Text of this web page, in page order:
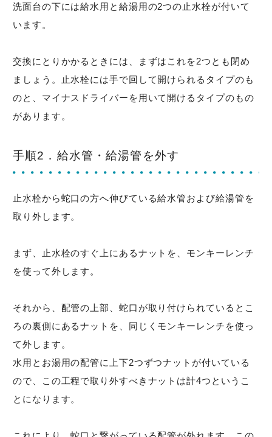
洗面台の下には給水用と給湯用の2つの止水栓が付いて
います。
交換にとりかかるときには、まずはこれを2つとも閉め
ましょう。止水栓には手で回して開けられるタイプのも
のと、マイナスドライバーを用いて開けるタイプのもの
があります。
手順2．給水管・給湯管を外す
止水栓から蛇口の方へ伸びている給水管および給湯管を
取り外します。
まず、止水栓のすぐ上にあるナットを、モンキーレンチ
を使って外します。
それから、配管の上部、蛇口が取り付けられているとこ
ろの裏側にあるナットを、同じくモンキーレンチを使っ
て外します。
水用とお湯用の配管に上下2つずつナットが付いている
ので、この工程で取り外すべきナットは計4つというこ
とになります。